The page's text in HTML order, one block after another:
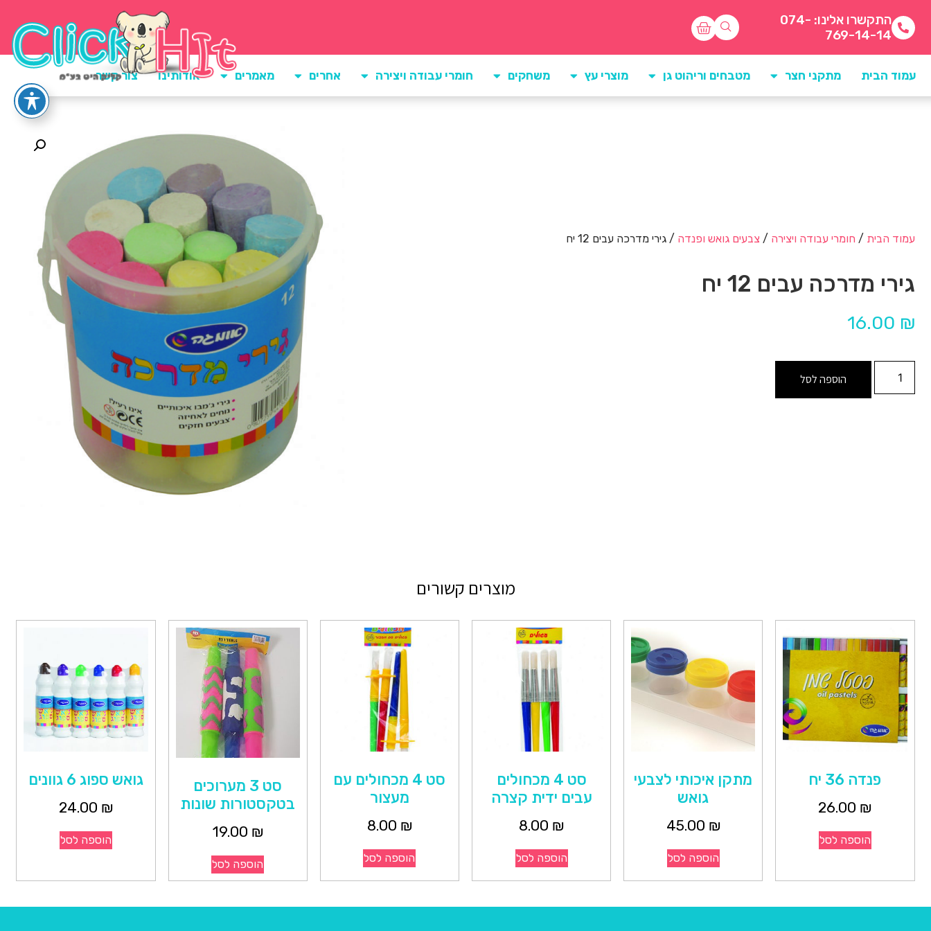
התקשרו אלינו: 074-
769-14-14
עמוד הבית מתקני חצר מטבחים וריהוט גן מוצרי עץ משחקים חומרי עבודה ויצירה אחרים מאמרים אודותינו צור קשר
עמוד הבית / חומרי עבודה ויצירה / צבעים גואש ופנדה / גירי מדרכה עבים 12 יח
גירי מדרכה עבים 12 יח
16.00 ₪
הוספה לסל
מוצרים קשורים
פנדה 36 יח
26.00 ₪
הוספה לסל
מתקן איכותי לצבעי
גואש
45.00 ₪
הוספה לסל
סט 4 מכחולים
עבים ידית קצרה
8.00 ₪
הוספה לסל
סט 4 מכחולים עם
מעצור
8.00 ₪
הוספה לסל
סט 3 מערוכים
בטקסטורות שונות
19.00 ₪
הוספה לסל
גואש ספוג 6 גוונים
24.00 ₪
הוספה לסל